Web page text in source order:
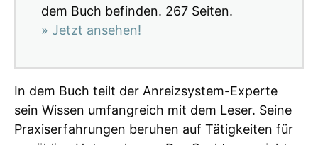
dem Buch befinden. 267 Seiten.
» Jetzt ansehen!
In dem Buch teilt der Anreizsystem-Experte
sein Wissen umfangreich mit dem Leser. Seine
Praxiserfahrungen beruhen auf Tätigkeiten für